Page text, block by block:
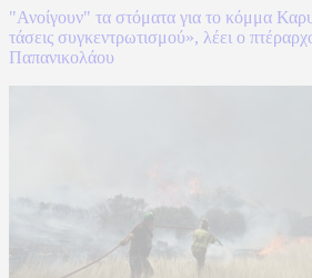
"Ανοίγουν" τα στόματα για το κόμμα
τάσεις συγκεντρωτισμού», λέει ο
Παπανικολάου